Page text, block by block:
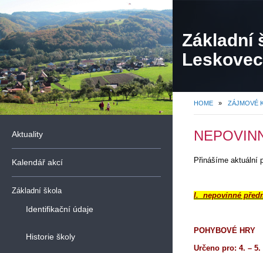
Základní
HOME » ZÁJMOVÉ
Aktuality
Kalendář akcí
Základní škola
Identifikační údaje
Historie školy
Přinášíme aktuální
I. nepovinné
POHYBOVÉ HRY
Určeno pro: 4. –